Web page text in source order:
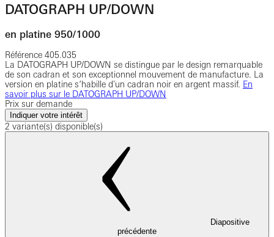
DATOGRAPH UP/DOWN
en platine 950/1000
Référence 405.035
La DATOGRAPH UP/DOWN se distingue par le design remarquable
de son cadran et son exceptionnel mouvement de manufacture. La
version en platine s‘habille d'un cadran noir en argent massif. En
savoir plus sur le DATOGRAPH UP/DOWN
Prix sur demande
Indiquer votre intérêt
2 variante(s) disponible(s)
Diapositive
précédente